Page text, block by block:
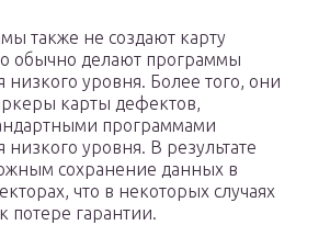
также не создают карту
обычно делают программы
уровня. Более того, они
карты дефектов,
программами
уровня. В результате
сохранение данных в
что в некоторых случаях
потере гарантии.